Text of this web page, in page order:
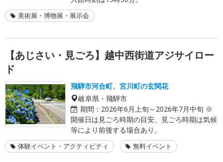
美術展・博物展・展示会
【あじさい・見ごろ】越中西街道アジサイロー
ド
飛騨市河合町、宮川町の玄関花
岐阜県・飛騨市
期間： 2026年6月上旬～2026年7月中旬 ※
開催日は見ごろ時期の目安、見ごろ時期は気候
等により前後する場合あり。
体験イベント・アクティビティ 無料イベント